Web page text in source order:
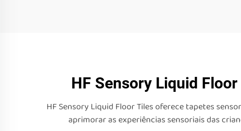
HF Sensory Liquid
HF Sensory Liquid Floor Tiles oferece tapetes
aprimorar as experiências sensoriais das